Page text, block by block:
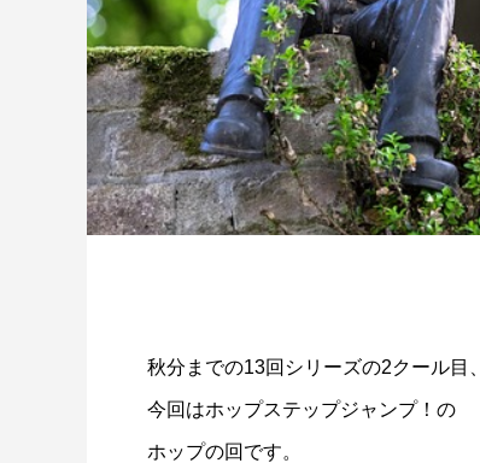
秋分までの13回シリーズの2クール目、
今回はホップステップジャンプ！の
ホップの回です。